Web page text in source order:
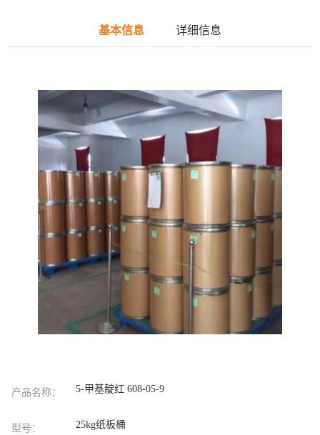
基本信息 详细信息
产品名称： 5-甲基靛红 608-05-9
型号： 25kg纸板桶